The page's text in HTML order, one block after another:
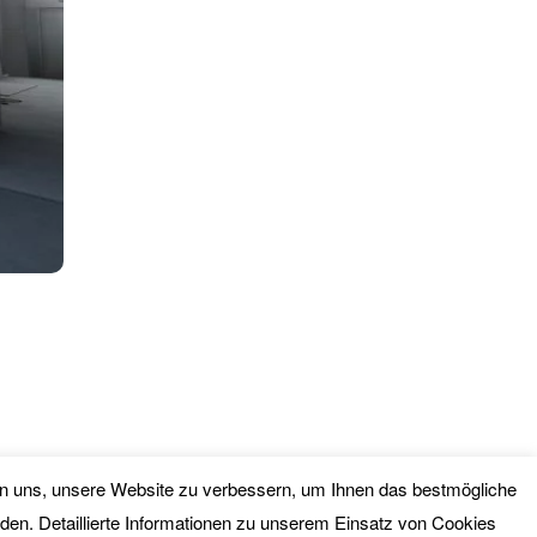
unsere Website zu verbessern, um Ihnen das bestmögliche
Detaillierte Informationen zu unserem Einsatz von Cookies